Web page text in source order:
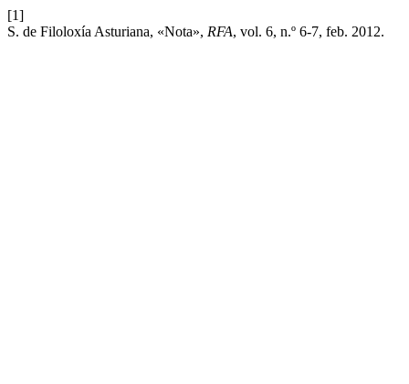
[1]
S. de Filoloxía Asturiana, «Nota», RFA, vol. 6, n.º 6-7, feb. 2012.